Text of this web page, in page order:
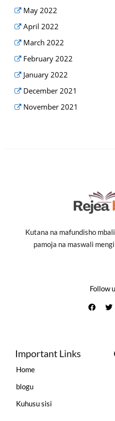
May 2022
April 2022
March 2022
February 2022
January 2022
December 2021
November 2021
Kutana na mafundisho
pamoja na maswali
Follow
Important Links
Home
blogu
Kuhusu sisi